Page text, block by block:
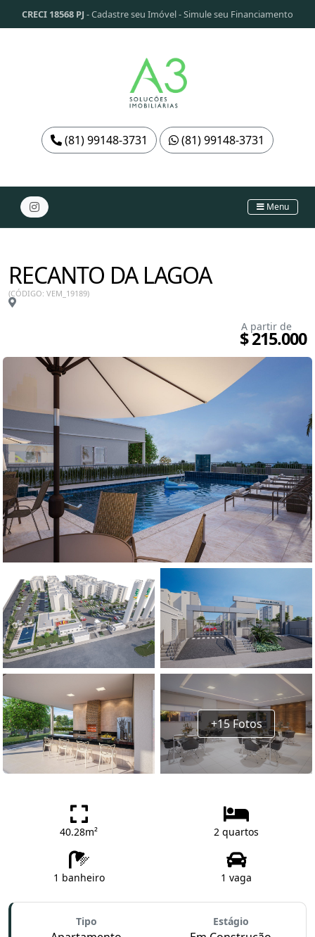
CRECI 18568 PJ -Cadastre seu Imóvel-Simule seu Financiamento
(81) 99148-3731 (81) 99148-3731
Menu
RECANTO DA LAGOA
(CÓDIGO: VEM_19189)
A partir de
$ 215.000
+15 Fotos
40.28m² 2 quartos
1 banheiro 1 vaga
Tipo Estágio